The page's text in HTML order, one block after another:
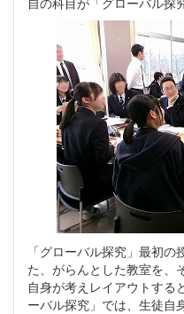
「グローバル探究」最初
た、がらんとした教室を、
自身が考えレイアウトする
ーバル探究」では、生徒自